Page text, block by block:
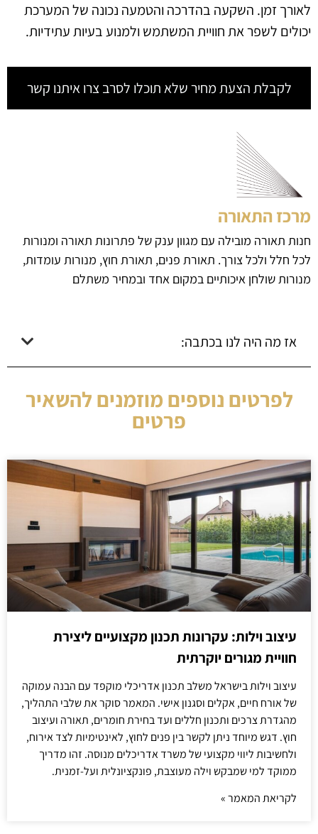
לאורך זמן. השקעה בהדרכה והטמעה נכונה של המערכת
יכולים לשפר את חוויית המשתמש ולמנוע בעיות עתידיות.
לקבלת הצעת מחיר שלא תוכלו לסרב צרו איתנו קשר
מרכז התאורה
חנות תאורה מובילה עם מגוון ענק של פתרונות תאורה ומנורות
לכל חלל ולכל צורך. תאורת פנים, תאורת חוץ, מנורות עומדות,
מנורות שולחן איכותיים במקום אחד ובמחיר משתלם
אז מה היה לנו בכתבה:
לפרטים נוספים מוזמנים להשאיר
פרטים
עיצוב וילות: עקרונות תכנון מקצועיים ליצירת
חוויית מגורים יוקרתית
עיצוב וילות בישראל משלב תכנון אדריכלי מוקפד עם הבנה עמוקה
של אורח חיים, אקלים וסגנון אישי. המאמר סוקר את שלבי התהליך,
מהגדרת צרכים ותכנון חללים ועד בחירת חומרים, תאורה ועיצוב
חוץ. דגש מיוחד ניתן לקשר בין פנים לחוץ, לאינטימיות לצד אירוח,
ולחשיבות ליווי מקצועי של משרד אדריכלים מנוסה. זהו מדריך
ממוקד למי שמבקש וילה מעוצבת, פונקציונלית ועל-זמנית.
לקריאת המאמר »